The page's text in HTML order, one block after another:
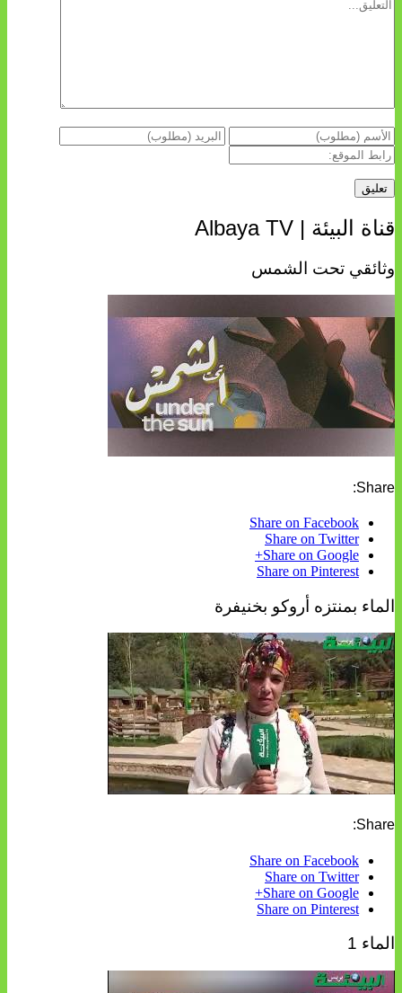
قناة البيئة | Albaya TV
وثائقي تحت الشمس
Share:
Share on Facebook
Share on Twitter
Share on Google+
Share on Pinterest
الماء بمنتزه أروكو بخنيفرة
Share:
Share on Facebook
Share on Twitter
Share on Google+
Share on Pinterest
الماء 1